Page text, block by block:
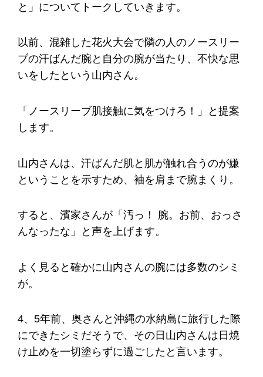
と」についてトークしていきます。
以前、混雑した花火大会で隣の人のノースリー
ブの汗ばんだ腕と自分の腕が当たり、不快な思
いをしたという山内さん。
「ノースリーブ肌接触に気をつけろ！」と提案
します。
山内さんは、汗ばんだ肌と肌が触れ合うのが嫌
ということを示すため、袖を肩まで腕まくり。
すると、濱家さんが「汚っ！ 腕。お前、おっさ
んなったな」と声を上げます。
よく見ると確かに山内さんの腕には多数のシミ
が。
4、5年前、奥さんと沖縄の水納島に旅行した際
にできたシミだそうで、その日山内さんは日焼
け止めを一切塗らずに過ごしたと言います。